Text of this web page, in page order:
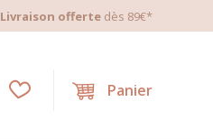
Livraison offerte dès 89€*
Panier